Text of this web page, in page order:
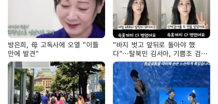
방은희, 母 고독사에 오열 "이틀
만에 발견"
"바지 벗고 앞뒤로 돌아야 했
다"…탈북민 김서아, 기쁨조 검사
수치심 회상